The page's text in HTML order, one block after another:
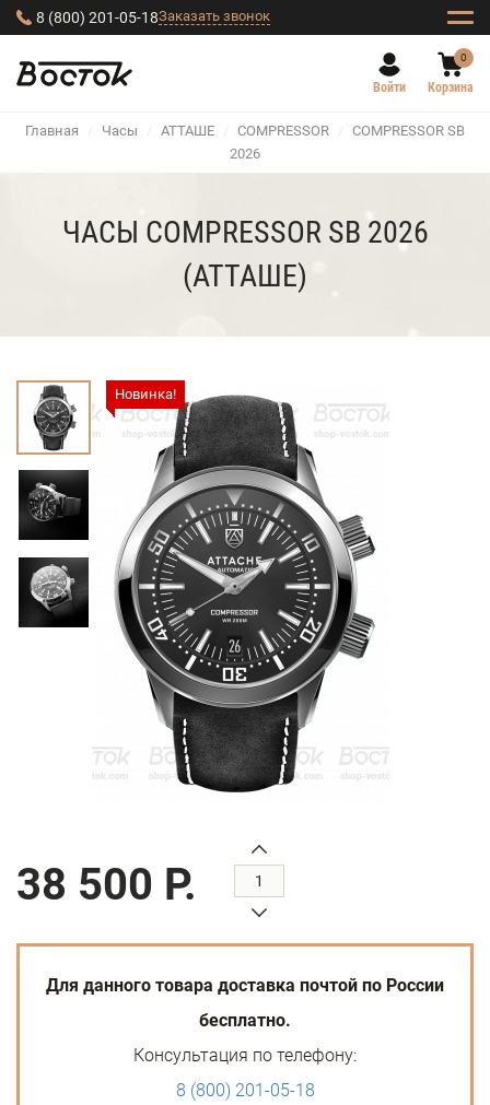
8 (800) 201-05-18Заказать звонок
Войти
0
Корзина
Главная / Часы / АТТАШЕ / COMPRESSOR / COMPRESSOR SB
2026
ЧАСЫ COMPRESSOR SB 2026
(АТТАШЕ)
Новинка!
38 500 Р.
Для данного товара доставка почтой по России
бесплатно.
Консультация по телефону:
8 (800) 201-05-18